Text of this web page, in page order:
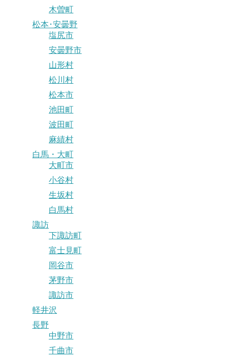
木曽町
松本･安曇野
塩尻市
安曇野市
山形村
松川村
松本市
池田町
波田町
麻績村
白馬・大町
大町市
小谷村
生坂村
白馬村
諏訪
下諏訪町
富士見町
岡谷市
茅野市
諏訪市
軽井沢
長野
中野市
千曲市